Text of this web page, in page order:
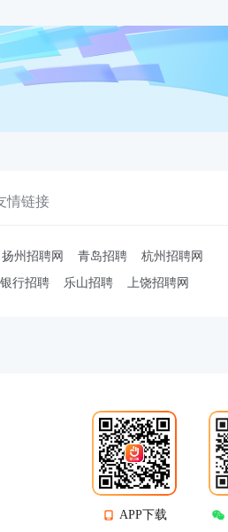
情链接
扬州招聘网 青岛招聘
杭州招聘网
行招聘 乐山招聘 上饶招聘网
APP下载